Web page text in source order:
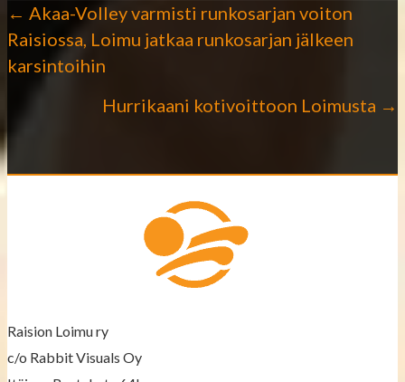
P
o
i
← Akaa-Volley varmisti runkosarjan voiton
Raisiossa, Loimu jatkaa runkosarjan jälkeen
karsintoihin
Hurrikaani kotivoittoon Loimusta →
Raision Loimu ry
c/o Rabbit Visuals Oy